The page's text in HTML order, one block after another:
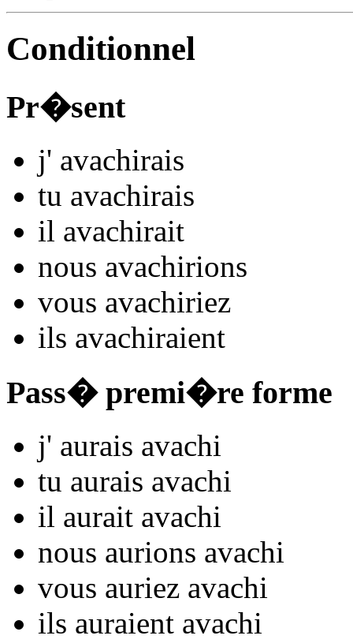
Conditionnel
Pr�sent
j' avachirais
tu avachirais
il avachirait
nous avachirions
vous avachiriez
ils avachiraient
Pass� premi�re forme
j' aurais avachi
tu aurais avachi
il aurait avachi
nous aurions avachi
vous auriez avachi
ils auraient avachi